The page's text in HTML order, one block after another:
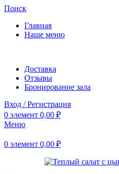
Поиск
Главная
Наше меню
Доставка
Отзывы
Бронирование зала
Вход / Регистрация
0 элемент 0,00 ₽
Меню
0 элемент 0,00 ₽